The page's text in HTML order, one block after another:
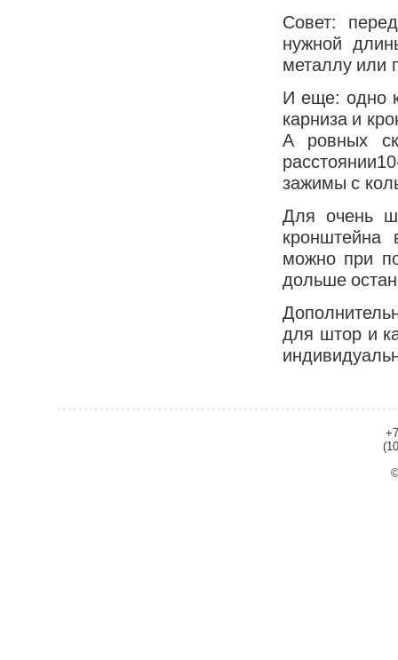
Совет:
нужной
металлу или
И еще: одно
карниза и
А ровных
зажимы с
Для очень
кронштейна
можно при
дольше
для штор и